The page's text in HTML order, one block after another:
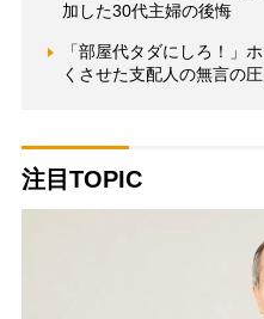
加した30代主婦の後悔
「部屋代タダにしろ！」
くさせた支配人の無言の圧
注目TOPIC